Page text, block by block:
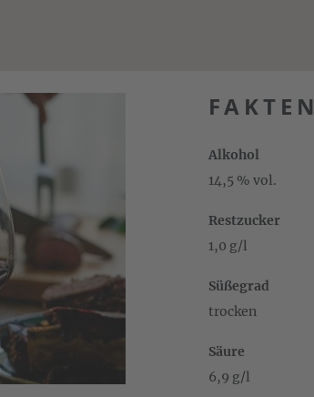
FAKTEN
Alkohol
14,5 % vol.
Restzucker
1,0 g/l
Süßegrad
trocken
Säure
6,9 g/l